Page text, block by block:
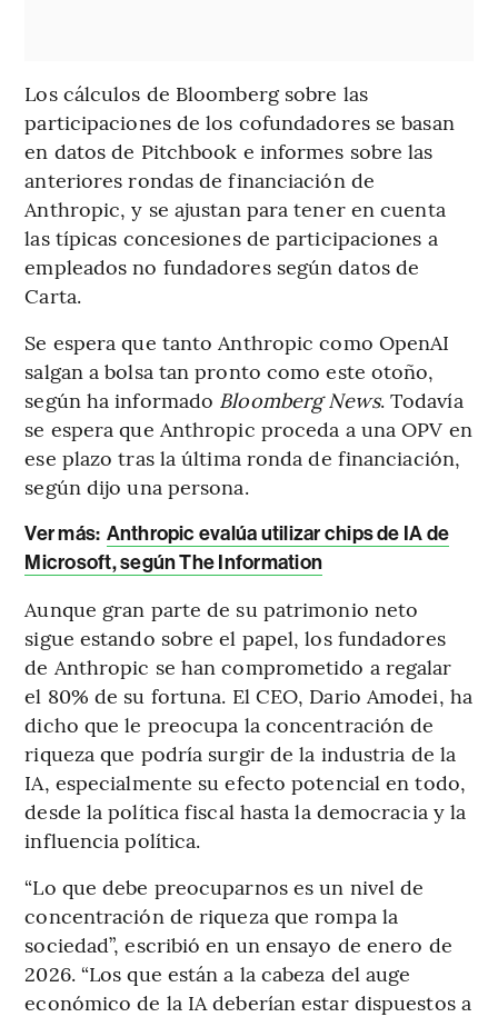
Los cálculos de Bloomberg sobre las
participaciones de los cofundadores se basan
en datos de Pitchbook e informes sobre las
anteriores rondas de financiación de
Anthropic, y se ajustan para tener en cuenta
las típicas concesiones de participaciones a
empleados no fundadores según datos de
Carta.
Se espera que tanto Anthropic como OpenAI
salgan a bolsa tan pronto como este otoño,
según ha informado Bloomberg News. Todavía
se espera que Anthropic proceda a una OPV en
ese plazo tras la última ronda de financiación,
según dijo una persona.
Ver más: Anthropic evalúa utilizar chips de IA de
Microsoft, según The Information
Aunque gran parte de su patrimonio neto
sigue estando sobre el papel, los fundadores
de Anthropic se han comprometido a regalar
el 80% de su fortuna. El CEO, Dario Amodei, ha
dicho que le preocupa la concentración de
riqueza que podría surgir de la industria de la
IA, especialmente su efecto potencial en todo,
desde la política fiscal hasta la democracia y la
influencia política.
“Lo que debe preocuparnos es un nivel de
concentración de riqueza que rompa la
sociedad”, escribió en un ensayo de enero de
2026. “Los que están a la cabeza del auge
económico de la IA deberían estar dispuestos a